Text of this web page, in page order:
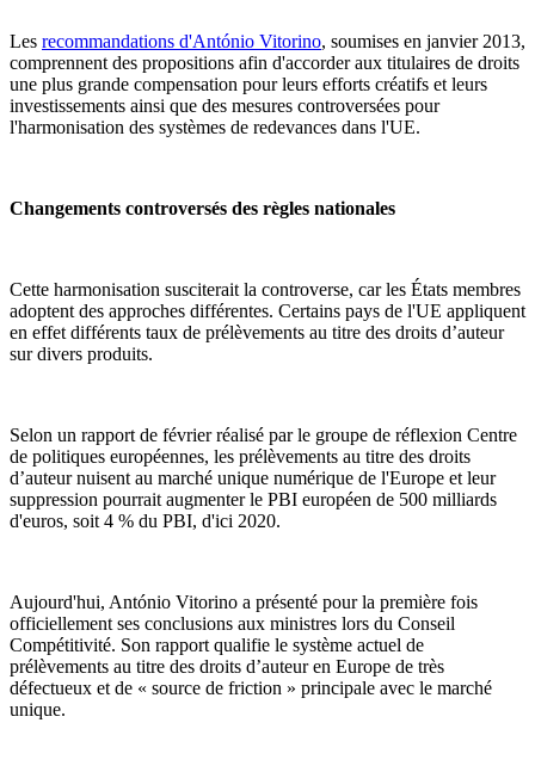
Les recommandations d'António Vitorino, soumises en janvier 2013,
comprennent des propositions afin d'accorder aux titulaires de droits
une plus grande compensation pour leurs efforts créatifs et leurs
investissements ainsi que des mesures controversées pour
l'harmonisation des systèmes de redevances dans l'UE.
Changements controversés des règles nationales
Cette harmonisation susciterait la controverse, car les États membres
adoptent des approches différentes. Certains pays de l'UE appliquent
en effet différents taux de prélèvements au titre des droits d’auteur
sur divers produits.
Selon un rapport de février réalisé par le groupe de réflexion Centre
de politiques européennes, les prélèvements au titre des droits
d’auteur nuisent au marché unique numérique de l'Europe et leur
suppression pourrait augmenter le PBI européen de 500 milliards
d'euros, soit 4 % du PBI, d'ici 2020.
Aujourd'hui, António Vitorino a présenté pour la première fois
officiellement ses conclusions aux ministres lors du Conseil
Compétitivité. Son rapport qualifie le système actuel de
prélèvements au titre des droits d’auteur en Europe de très
défectueux et de « source de friction » principale avec le marché
unique.